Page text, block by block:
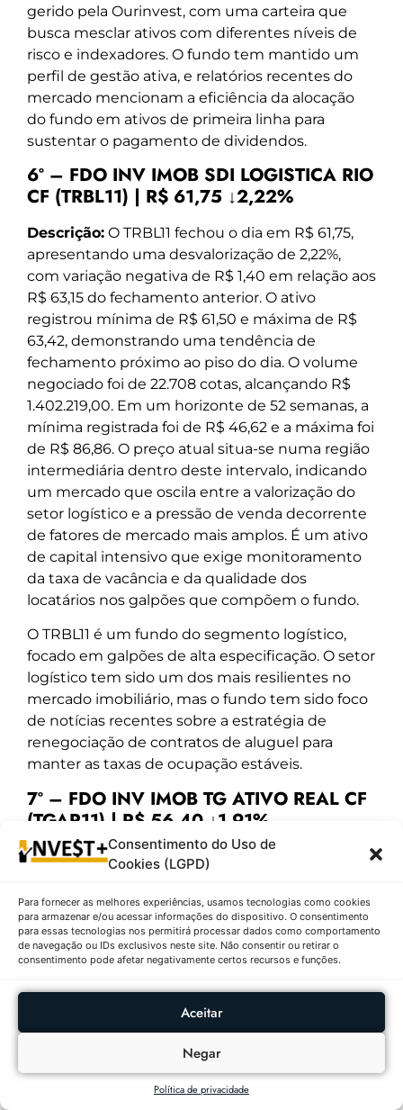
Consentimento do Uso de
Cookies (LGPD)
Para fornecer as melhores experiências, usamos tecnologias como cookies
para armazenar e/ou acessar informações do dispositivo. O consentimento
para essas tecnologias nos permitirá processar dados como comportamento
de navegação ou IDs exclusivos neste site. Não consentir ou retirar o
consentimento pode afetar negativamente certos recursos e funções.
Aceitar
Negar
Política de privacidade
gerido pela Ourinvest, com uma carteira que
busca mesclar ativos com diferentes níveis de
risco e indexadores. O fundo tem mantido um
perfil de gestão ativa, e relatórios recentes do
mercado mencionam a eficiência da alocação
do fundo em ativos de primeira linha para
sustentar o pagamento de dividendos.
6º – FDO INV IMOB SDI LOGISTICA RIO
CF (TRBL11) | R$ 61,75 ↓2,22%
Descrição: O TRBL11 fechou o dia em R$ 61,75,
apresentando uma desvalorização de 2,22%,
com variação negativa de R$ 1,40 em relação aos
R$ 63,15 do fechamento anterior. O ativo
registrou mínima de R$ 61,50 e máxima de R$
63,42, demonstrando uma tendência de
fechamento próximo ao piso do dia. O volume
negociado foi de 22.708 cotas, alcançando R$
1.402.219,00. Em um horizonte de 52 semanas, a
mínima registrada foi de R$ 46,62 e a máxima foi
de R$ 86,86. O preço atual situa-se numa região
intermediária dentro deste intervalo, indicando
um mercado que oscila entre a valorização do
setor logístico e a pressão de venda decorrente
de fatores de mercado mais amplos. É um ativo
de capital intensivo que exige monitoramento
da taxa de vacância e da qualidade dos
locatários nos galpões que compõem o fundo.
O TRBL11 é um fundo do segmento logístico,
focado em galpões de alta especificação. O setor
logístico tem sido um dos mais resilientes no
mercado imobiliário, mas o fundo tem sido foco
de notícias recentes sobre a estratégia de
renegociação de contratos de aluguel para
manter as taxas de ocupação estáveis.
7º – FDO INV IMOB TG ATIVO REAL CF
(TGAR11) | R$ 56,40 ↓1,91%
Descrição:O TGAR11 finalizou o pregão a R$
anterior de R$ 57,50, uma variação de R$ 1,10. O
ativo oscilou entre a mínima de R$ 56,40 e a
máxima de R$ 57,93. O volume de negociação foi
bastante expressivo, com 140.541 cotas,
movimentando um volume financeiro total de
R$ 7.926.512,40, o que denota liquidez e
interesse dos investidores. Nos últimos 12 meses
(52 semanas), a mínima foi de R$ 56,40 e a
máxima foi de R$ 89,80. É um dado de extrema
relevância o fato de o ativo ter fechado no dia